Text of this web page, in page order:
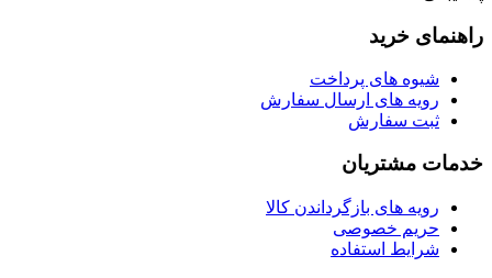
راهنمای خرید
شیوه های پرداخت
رویه های ارسال سفارش
ثبت سفارش
خدمات مشتریان
رویه های بازگرداندن کالا
حریم خصوصی
شرایط استفاده